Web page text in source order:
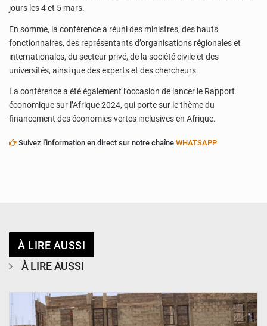
jours les 4 et 5 mars.
En somme, la conférence a réuni des ministres, des hauts
fonctionnaires, des représentants d’organisations régionales et
internationales, du secteur privé, de la société civile et des
universités, ainsi que des experts et des chercheurs.
La conférence a été également l’occasion de lancer le Rapport
économique sur l’Afrique 2024, qui porte sur le thème du
financement des économies vertes inclusives en Afrique.
Suivez l'information en direct sur notre chaîne WHATSAPP
À LIRE AUSSI
À LIRE AUSSI